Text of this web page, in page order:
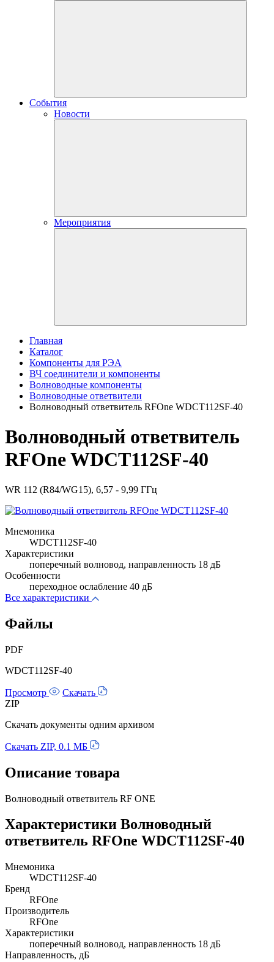
События
Новости
Мероприятия
Главная
Каталог
Компоненты для РЭА
ВЧ соединители и компоненты
Волноводные компоненты
Волноводные ответвители
Волноводный ответвитель RFOne WDCT112SF-40
Волноводный ответвитель
RFOne WDCT112SF-40
WR 112 (R84/WG15), 6,57 - 9,99 ГГц
Мнемоника
WDCT112SF-40
Характеристики
поперечный волновод, направленность 18 дБ
Особенности
переходное ослабление 40 дБ
Все характеристики
Файлы
PDF
WDCT112SF-40
Просмотр
Скачать
ZIP
Скачать документы одним архивом
Скачать ZIP, 0.1 МБ
Описание товара
Волноводный ответвитель RF ONE
Характеристики Волноводный
ответвитель RFOne WDCT112SF-40
Мнемоника
WDCT112SF-40
Бренд
RFOne
Производитель
RFOne
Характеристики
поперечный волновод, направленность 18 дБ
Направленность, дБ